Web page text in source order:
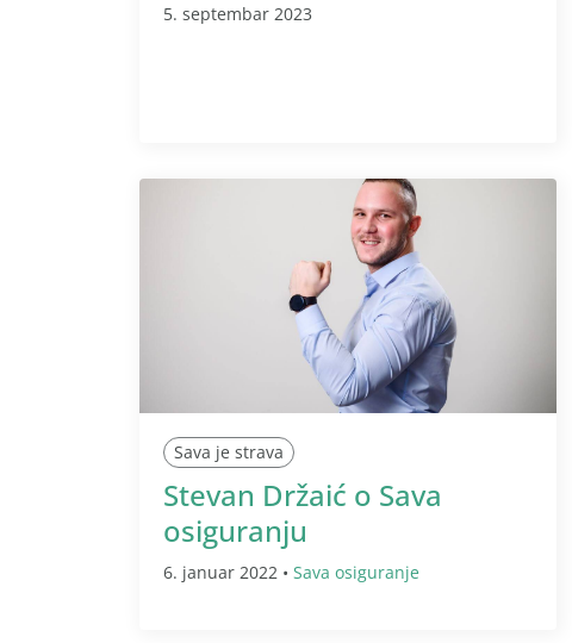
5. septembar 2023
Sava je strava
Stevan Držaić o Sava
osiguranju
6. januar 2022 • Sava osiguranje